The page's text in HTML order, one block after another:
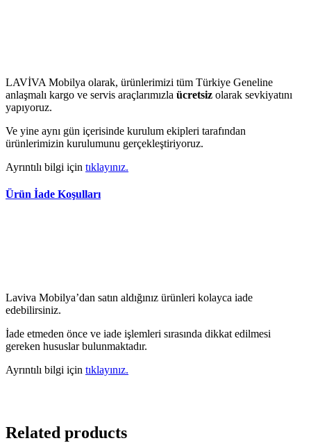
LAVİVA Mobilya olarak, ürünlerimizi tüm Türkiye Geneline
anlaşmalı kargo ve servis araçlarımızla ücretsiz olarak sevkiyatını
yapıyoruz.
Ve yine aynı gün içerisinde kurulum ekipleri tarafından
ürünlerimizin kurulumunu gerçekleştiriyoruz.
Ayrıntılı bilgi için tıklayınız.
Ürün İade Koşulları
Laviva Mobilya’dan satın aldığınız ürünleri kolayca iade
edebilirsiniz.
İade etmeden önce ve iade işlemleri sırasında dikkat edilmesi
gereken hususlar bulunmaktadır.
Ayrıntılı bilgi için tıklayınız.
Related products